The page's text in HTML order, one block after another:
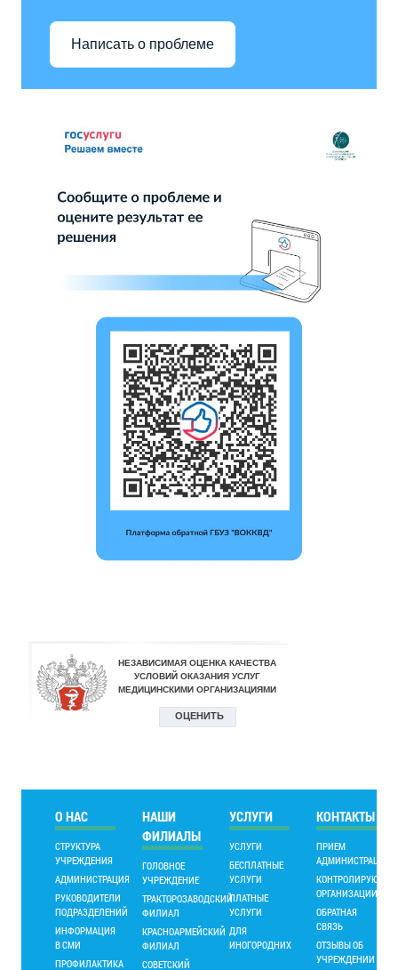
Написать о проблеме
О НАС
СТРУКТУРА
УЧРЕЖДЕНИЯ
АДМИНИСТРАЦИЯ
РУКОВОДИТЕЛИ
ПОДРАЗДЕЛЕНИЙ
ИНФОРМАЦИЯ
В СМИ
ПРОФИЛАКТИКА
НАШИ
ФИЛИАЛЫ
ГОЛОВНОЕ
УЧРЕЖДЕНИЕ
ТРАКТОРОЗАВОДСКИЙ
ФИЛИАЛ
КРАСНОАРМЕЙСКИЙ
ФИЛИАЛ
СОВЕТСКИЙ
УСЛУГИ
УСЛУГИ
БЕСПЛАТНЫЕ
УСЛУГИ
ПЛАТНЫЕ
УСЛУГИ
ДЛЯ
ИНОГОРОДНИХ
КОНТАКТЫ
ПРИЕМ
АДМИНИСТРАЦИИ
КОНТРОЛИРУЮЩИЕ
ОРГАНИЗАЦИИ
ОБРАТНАЯ
СВЯЗЬ
ОТЗЫВЫ ОБ
УЧРЕЖДЕНИИ